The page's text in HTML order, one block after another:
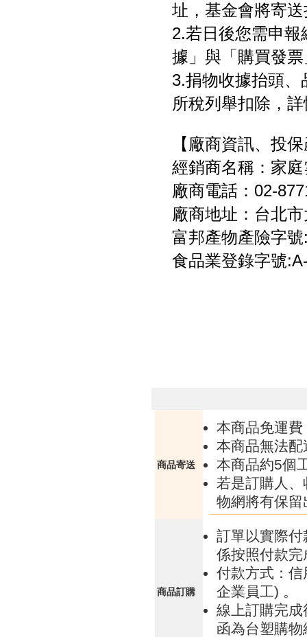
址，基金會將寄
2.若日後您需申
據」與「購買發
3.捐物收據抬頭
所稅列舉扣除，
【廠商資訊、投
經銷商名稱：家
廠商電話：02-
廠商地址：台北
富邦產物產險字
食品業登錄字號
商品寄送
本商品免運
本商品無法配
本商品約5個
若是訂購人
物網將有保
商品訂購
訂單以實際
係按照付款
付款方式：
企業員工) 。
線上訂購完
函為台塑購